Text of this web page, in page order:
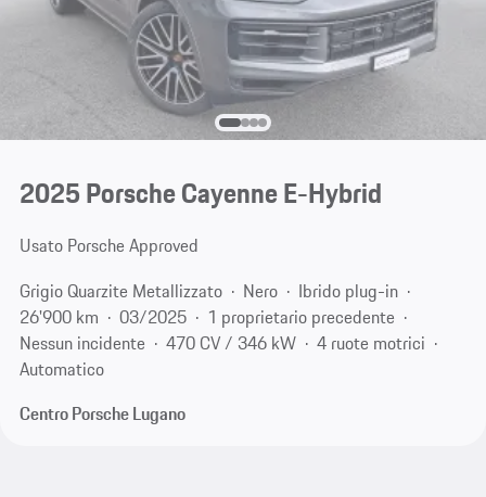
2025 Porsche Cayenne E-Hybrid
Usato Porsche Approved
Grigio Quarzite Metallizzato
Nero
Ibrido plug-in
26'900 km
03/2025
1 proprietario precedente
Nessun incidente
470 CV / 346 kW
4 ruote motrici
Automatico
Centro Porsche Lugano